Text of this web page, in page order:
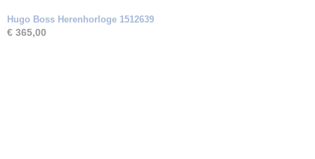
Hugo Boss Herenhorloge 1512639
€ 365,00